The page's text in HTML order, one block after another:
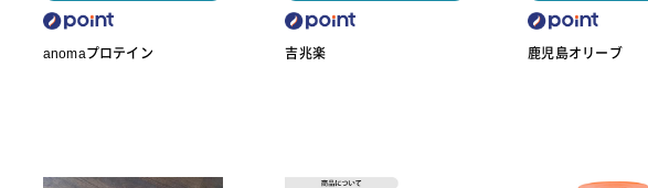
anomaプロテイン 吉兆楽 鹿児島オリーブ